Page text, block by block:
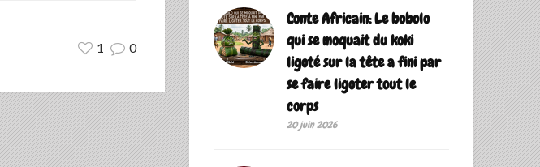
1 0
Conte Africain: Le bobolo
qui se moquait du koki
ligoté sur la tête a fini par
se faire ligoter tout le
corps
20 juin 2026